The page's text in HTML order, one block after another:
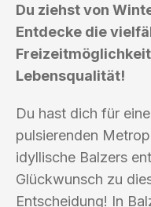
Du ziehst von
Entdecke die
Lebensqualität!
Du hast dich für
pulsierenden
idyllische Balzers
Glückwunsch zu
Entscheidung! In